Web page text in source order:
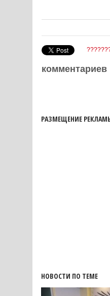
комментариев
РАЗМЕЩЕНИЕ
НОВОСТИ ПО ТЕМЕ